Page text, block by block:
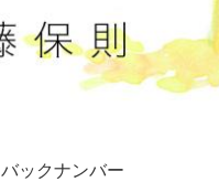
バックナンバー